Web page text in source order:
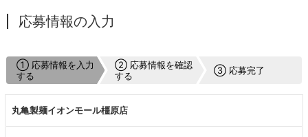
応募情報の入力
① 応募情報を入力
する
② 応募情報を確認
する
③ 応募完了
丸亀製麺イオンモール橿原店